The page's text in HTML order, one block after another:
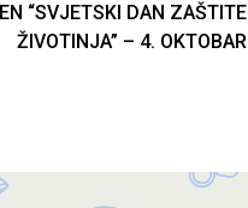
“SVJETSKI DAN ZAŠTITE
ŽIVOTINJA” – 4. OKTOBAR